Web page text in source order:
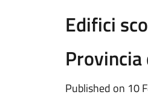
Edifici
Published on 10